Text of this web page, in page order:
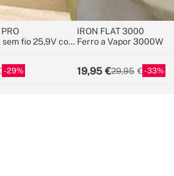
fio 25,9V com
29
IRON FLAT 3000
Ferro a Vapor 3000W
19,95 29,95 33